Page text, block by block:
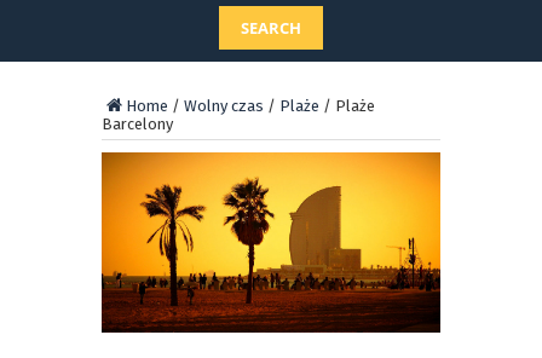
SEARCH
Home / Wolny czas / Plaże / Plaże
Barcelony